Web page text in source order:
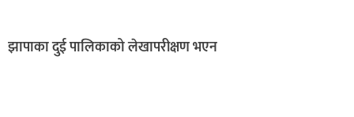
झापाका दुई पालिकाको लेखापरीक्षण भएन